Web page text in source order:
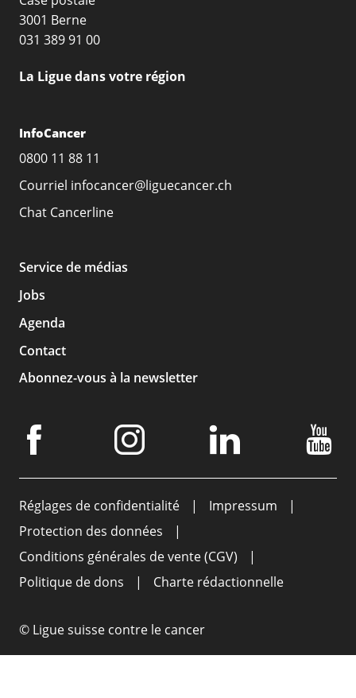
3001 Berne
031 389 91 00
La Ligue dans votre région
InfoCancer
0800 11 88 11
Courriel infocancer@liguecancer.ch
Chat Cancerline
Service de médias
Jobs
Agenda
Contact
Abonnez-vous à la newsletter
Réglages de confidentialité
Impressum
Protection des données
Conditions générales de vente (CGV)
Politique de dons
Charte rédactionnelle
© Ligue suisse contre le cancer